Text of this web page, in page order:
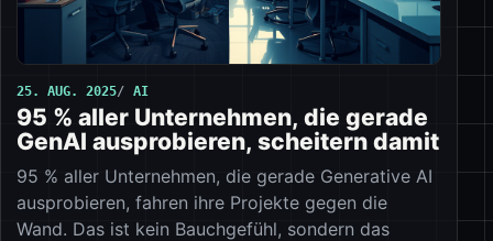
25. AUG. 2025 AI
95 % aller Unternehmen, die gerade
GenAI ausprobieren, scheitern damit
95 % aller Unternehmen, die gerade Generative AI
ausprobieren, fahren ihre Projekte gegen die
Wand. Das ist kein Bauchgefühl, sondern das